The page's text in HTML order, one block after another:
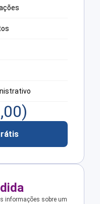
)
informações sobre um